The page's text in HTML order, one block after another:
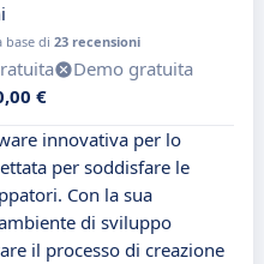
base di 23 recensioni
Demo gratuita
€
innovativa per lo
per soddisfare le
Con la sua
di sviluppo
il processo di creazione